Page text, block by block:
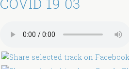
COVID 19 03